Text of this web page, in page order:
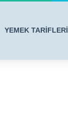
YEMEK TARİFLERİ